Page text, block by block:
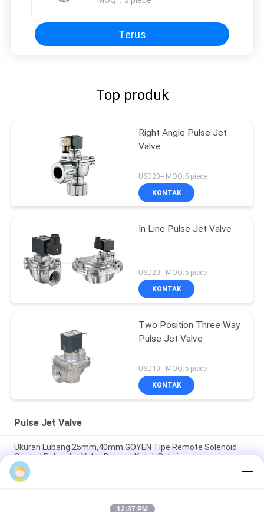
Terus
Top produk
Right Angle Pulse Jet
Valve
USD20-- MOQ:5 piece
KONTAK
In Line Pulse Jet Valve
USD20-- MOQ:5 piece
KONTAK
Two Position Three Way
Pulse Jet Valve
USD10-- MOQ:5 piece
KONTAK
Pulse Jet Valve
Ukuran Lubang 25mm,40mm GOYEN Tipe Remote Solenoid
Control Pulse Jet Valve Dengan Kotak Pakaian
Flange Type Remote Solenoid Pulse Jet Valve , Right Angle
Pulse Control Valve
12:37 PM